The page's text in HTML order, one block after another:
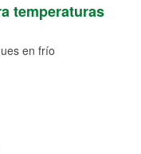
temperaturas
en frío